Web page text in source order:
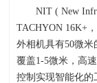
NIT ( New
TACHYON 16K+
外相机具有50微米
覆盖1-5微米，高
控制实现智能化的